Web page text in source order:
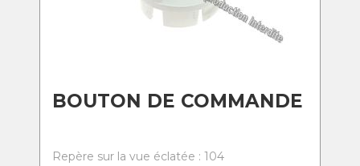
BOUTON DE COMMANDE
Repère sur la vue éclatée : 104